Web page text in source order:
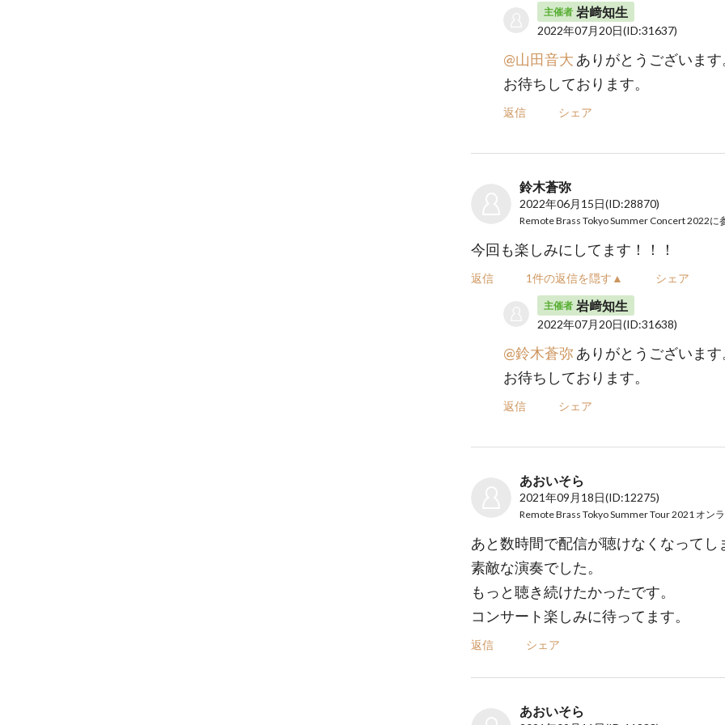
主催者 岩﨑知生
2022年07月20日(ID:31637)
@山田音大 ありがとうございます
お待ちしております。
返信 シェア
鈴木蒼弥
2022年06月15日(ID:28870)
Remote Brass Tokyo Summer Concert 2022に
今回も楽しみにしてます！！！
返信 1件の返信を隠す▲ シェア
主催者 岩﨑知生
2022年07月20日(ID:31638)
@鈴木蒼弥 ありがとうございます
お待ちしております。
返信 シェア
あおいそら
2021年09月18日(ID:12275)
あと数時間で配信が聴けなくなってし
素敵な演奏でした。
もっと聴き続けたかったです。
コンサート楽しみに待ってます。
返信 シェア
あおいそら